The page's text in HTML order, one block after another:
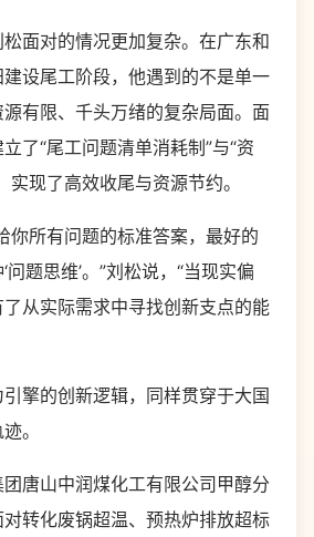
对的情况更加复杂。在广东和
设尾工阶段，他遇到的不是单一
有限、千头万绪的复杂局面。面
了“尾工问题清单消耗制”与“资
实现了高效收尾与资源节约。
所有问题的标准答案，最好的
题思维’。”刘松说，“当现实偏
从实际需求中寻找创新支点的能
的创新逻辑，同样贯穿于大国
。
山中润煤化工有限公司甲醇分
转化废锅超温、预热炉排放超标